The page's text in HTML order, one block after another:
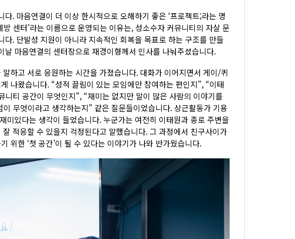
다. 마음연결이 더 이상 한시적으로 오해하기 좋은 ‘프로젝트;라는 명
방 센터’라는 이름으로 운영되는 이유는, 성소수자 커뮤니티의 자살 문
. 단발성 지원이 아니라 지속적인 회복을 목표로 하는 구조를 만들
마음연결의 센터장으로 재경이형께서 인사를 나눠주셨습니다.
하고 서로 응원하는 시간을 가졌습니다. 대화가 이어지면서 게이/퀴
나왔습니다. “성적 끌림이 있는 모임에만 참여하는 편인지”, “이태
티 공간이 무엇인지”, “재미는 없지만 말이 많은 사람의 이야기를
무엇이라고 생각하는지” 같은 질문들이었습니다. 상근활동가 기용
미있다는 생각이 들었습니다. 누군가는 여전히 이태원과 종로 주변을
적응할 수 있을지 걱정된다고 말했습니다. 그 과정에서 친구사이가
위한 ‘첫 공간’이 될 수 있다는 이야기가 나와 반가웠습니다.